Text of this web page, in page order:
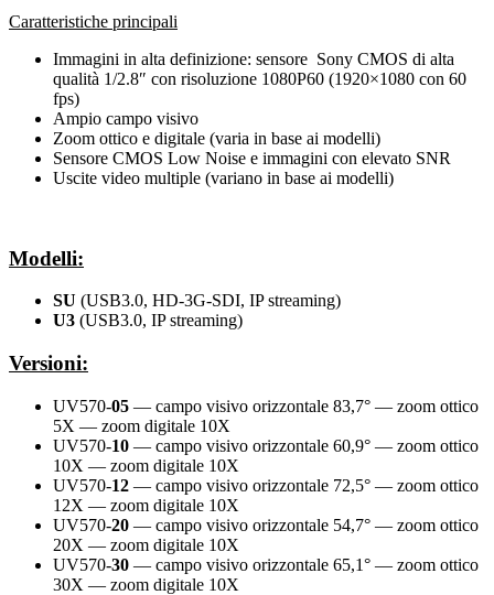
Caratteristiche principali
Immagini in alta definizione: sensore Sony CMOS di alta
qualità 1/2.8″ con risoluzione 1080P60 (1920×1080 con 60
fps)
Ampio campo visivo
Zoom ottico e digitale (varia in base ai modelli)
Sensore CMOS Low Noise e immagini con elevato SNR
Uscite video multiple (variano in base ai modelli)
Modelli:
SU (USB3.0, HD-3G-SDI, IP streaming)
U3 (USB3.0, IP streaming)
Versioni:
UV570-05 — campo visivo orizzontale 83,7° — zoom ottico
5X — zoom digitale 10X
UV570-10 — campo visivo orizzontale 60,9° — zoom ottico
10X — zoom digitale 10X
UV570-12 — campo visivo orizzontale 72,5° — zoom ottico
12X — zoom digitale 10X
UV570-20 — campo visivo orizzontale 54,7° — zoom ottico
20X — zoom digitale 10X
UV570-30 — campo visivo orizzontale 65,1° — zoom ottico
30X — zoom digitale 10X